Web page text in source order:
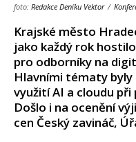
foto: Redakce Deníku Vektor /
Krajské město
jako každý rok
pro odborníky na
Hlavními tématy
využití AI a cloudu
Došlo i na ocenění
cen Český zavináč,